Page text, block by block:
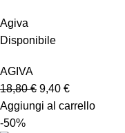
Agiva
Disponibile
AGIVA
18,80€ 9,40 €
Aggiungi al carrello
-50%